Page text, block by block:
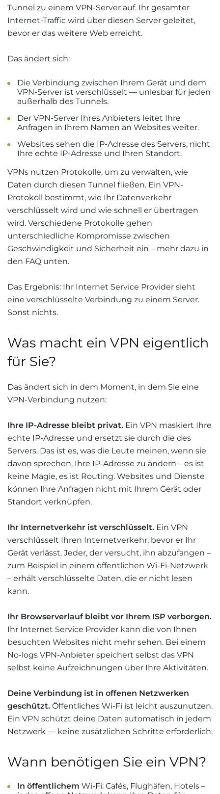
Tunnel zu einem VPN-Server auf. Ihr gesamter
Internet-Traffic wird über diesen Server geleitet,
bevor er das weitere Web erreicht.
Das ändert sich:
Die Verbindung zwischen Ihrem Gerät und dem
VPN-Server ist verschlüsselt — unlesbar für jeden
außerhalb des Tunnels.
Der VPN-Server Ihres Anbieters leitet Ihre
Anfragen in Ihrem Namen an Websites weiter.
Websites sehen die IP-Adresse des Servers, nicht
Ihre echte IP-Adresse und Ihren Standort.
VPNs nutzen Protokolle, um zu verwalten, wie
Daten durch diesen Tunnel fließen. Ein VPN-
Protokoll bestimmt, wie Ihr Datenverkehr
verschlüsselt wird und wie schnell er übertragen
wird. Verschiedene Protokolle gehen
unterschiedliche Kompromisse zwischen
Geschwindigkeit und Sicherheit ein – mehr dazu in
den FAQ unten.
Das Ergebnis: Ihr Internet Service Provider sieht
eine verschlüsselte Verbindung zu einem Server.
Sonst nichts.
Was macht ein VPN eigentlich
für Sie?
Das ändert sich in dem Moment, in dem Sie eine
VPN-Verbindung nutzen:
Ihre IP-Adresse bleibt privat. Ein VPN maskiert Ihre
echte IP-Adresse und ersetzt sie durch die des
Servers. Das ist es, was die Leute meinen, wenn sie
davon sprechen, Ihre IP-Adresse zu ändern – es ist
keine Magie, es ist Routing. Websites und Dienste
können Ihre Anfragen nicht mit Ihrem Gerät oder
Standort verknüpfen.
Ihr Internetverkehr ist verschlüsselt. Ein VPN
verschlüsselt Ihren Internetverkehr, bevor er Ihr
Gerät verlässt. Jeder, der versucht, ihn abzufangen –
zum Beispiel in einem öffentlichen Wi-Fi-Netzwerk
– erhält verschlüsselte Daten, die er nicht lesen
kann.
Ihr Browserverlauf bleibt vor Ihrem ISP verborgen.
Ihr Internet Service Provider kann die von Ihnen
besuchten Websites nicht mehr sehen. Bei einem
No-logs VPN-Anbieter speichert selbst das VPN
selbst keine Aufzeichnungen über Ihre Aktivitäten.
Deine Verbindung ist in offenen Netzwerken
geschützt. Öffentliches Wi-Fi ist leicht auszunutzen.
Ein VPN schützt deine Daten automatisch in jedem
Netzwerk — keine zusätzlichen Schritte erforderlich.
Wann benötigen Sie ein VPN?
In öffentlichem Wi-Fi: Cafés, Flughäfen, Hotels –